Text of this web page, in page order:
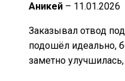
Аникей – 11.01.2026
Заказывал отвод
подошёл идеально,
заметно